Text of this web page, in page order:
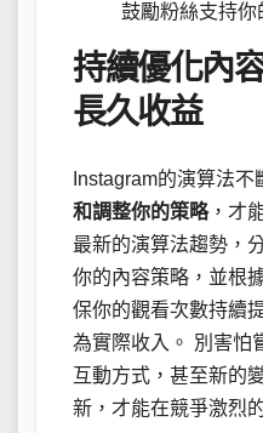
鼓勵粉絲支持你
持續優化內
長久收益
Instagram的演算法
和調整你的策略，才
最新的演算法趨勢，
你的內容策略，並根
保你的觀看次數持續
為實際收入。 別害怕
互動方式，甚至新的
新，才能在競爭激烈